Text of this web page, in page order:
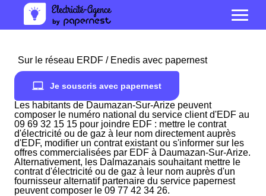
Sur le réseau ERDF / Enedis avec papernest
Je souscris avec papernest
Les habitants de Daumazan-Sur-Arize peuvent
composer le numéro national du service client d'EDF au
09 69 32 15 15 pour joindre EDF : mettre le contrat
d'électricité ou de gaz à leur nom directement auprès
d'EDF, modifier un contrat existant ou s'informer sur les
offres commercialisées par EDF à Daumazan-Sur-Arize.
Alternativement, les Dalmazanais souhaitant mettre le
contrat d'électricité ou de gaz à leur nom auprès d'un
fournisseur alternatif partenaire du service papernest
peuvent composer le 09 77 42 34 26.